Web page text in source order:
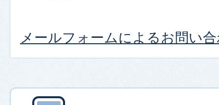
メールフォームによるお問い